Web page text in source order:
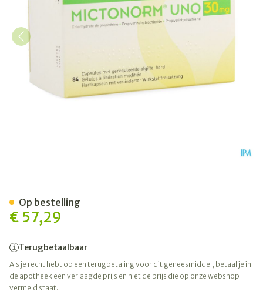
€ 57,29
Terugbetaalbaar
Als je recht hebt op een terugbetaling voor dit geneesmiddel, betaal je in
de apotheek een verlaagde prijs en niet de prijs die op onze webshop
vermeld staat.
Op bestelling